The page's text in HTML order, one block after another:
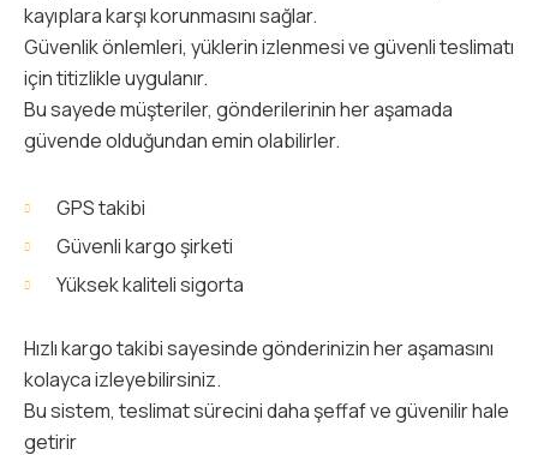
kayıplara karşı korunmasını sağlar.
Güvenlik önlemleri, yüklerin izlenmesi ve güvenli teslimatı
için titizlikle uygulanır.
Bu sayede müşteriler, gönderilerinin her aşamada
güvende olduğundan emin olabilirler.
GPS takibi
Güvenli kargo şirketi
Yüksek kaliteli sigorta
Hızlı kargo takibi sayesinde gönderinizin her aşamasını
kolayca izleyebilirsiniz.
Bu sistem, teslimat sürecini daha şeffaf ve güvenilir hale
getirir